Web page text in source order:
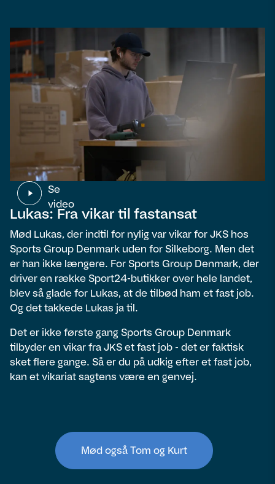
Se
video
Lukas: Fra vikar til fastansat
Mød Lukas, der indtil for nylig var vikar for JKS hos
Sports Group Denmark uden for Silkeborg. Men det
er han ikke længere. For Sports Group Denmark, der
driver en række Sport24-butikker over hele landet,
blev så glade for Lukas, at de tilbød ham et fast job.
Og det takkede Lukas ja til.
Det er ikke første gang Sports Group Denmark
tilbyder en vikar fra JKS et fast job - det er faktisk
sket flere gange. Så er du på udkig efter et fast job,
kan et vikariat sagtens være en genvej.
Mød også Tom og Kurt